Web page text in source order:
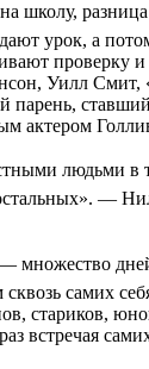
школу,
урок, а
проверку и
Уилл Смит,
парень,
актером
людьми в
—
самих
стариков,
встречая